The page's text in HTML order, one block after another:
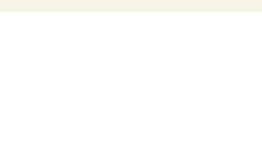
contenido